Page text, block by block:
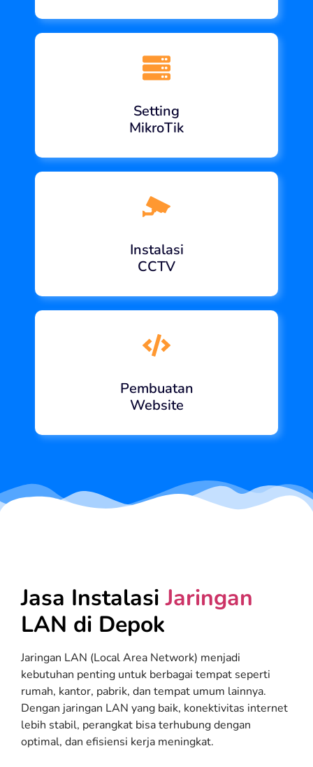
Setting
MikroTik
Instalasi
CCTV
Pembuatan
Website
Jasa InstalasiJaringan
LAN di Depok
Jaringan LAN (Local Area Network) menjadi
kebutuhan penting untuk berbagai tempat seperti
rumah, kantor, pabrik, dan tempat umum lainnya.
Dengan jaringan LAN yang baik, konektivitas internet
lebih stabil, perangkat bisa terhubung dengan
optimal, dan efisiensi kerja meningkat.